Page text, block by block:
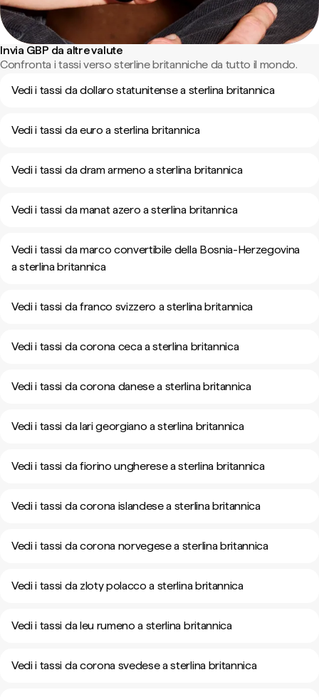
Invia GBP da altre valute
Confronta i tassi verso sterline britanniche da tutto il mondo.
Vedi i tassi da dollaro statunitense a sterlina britannica
Vedi i tassi da euro a sterlina britannica
Vedi i tassi da dram armeno a sterlina britannica
Vedi i tassi da manat azero a sterlina britannica
Vedi i tassi da marco convertibile della Bosnia-Herzegovina
a sterlina britannica
Vedi i tassi da franco svizzero a sterlina britannica
Vedi i tassi da corona ceca a sterlina britannica
Vedi i tassi da corona danese a sterlina britannica
Vedi i tassi da lari georgiano a sterlina britannica
Vedi i tassi da fiorino ungherese a sterlina britannica
Vedi i tassi da corona islandese a sterlina britannica
Vedi i tassi da corona norvegese a sterlina britannica
Vedi i tassi da zloty polacco a sterlina britannica
Vedi i tassi da leu rumeno a sterlina britannica
Vedi i tassi da corona svedese a sterlina britannica